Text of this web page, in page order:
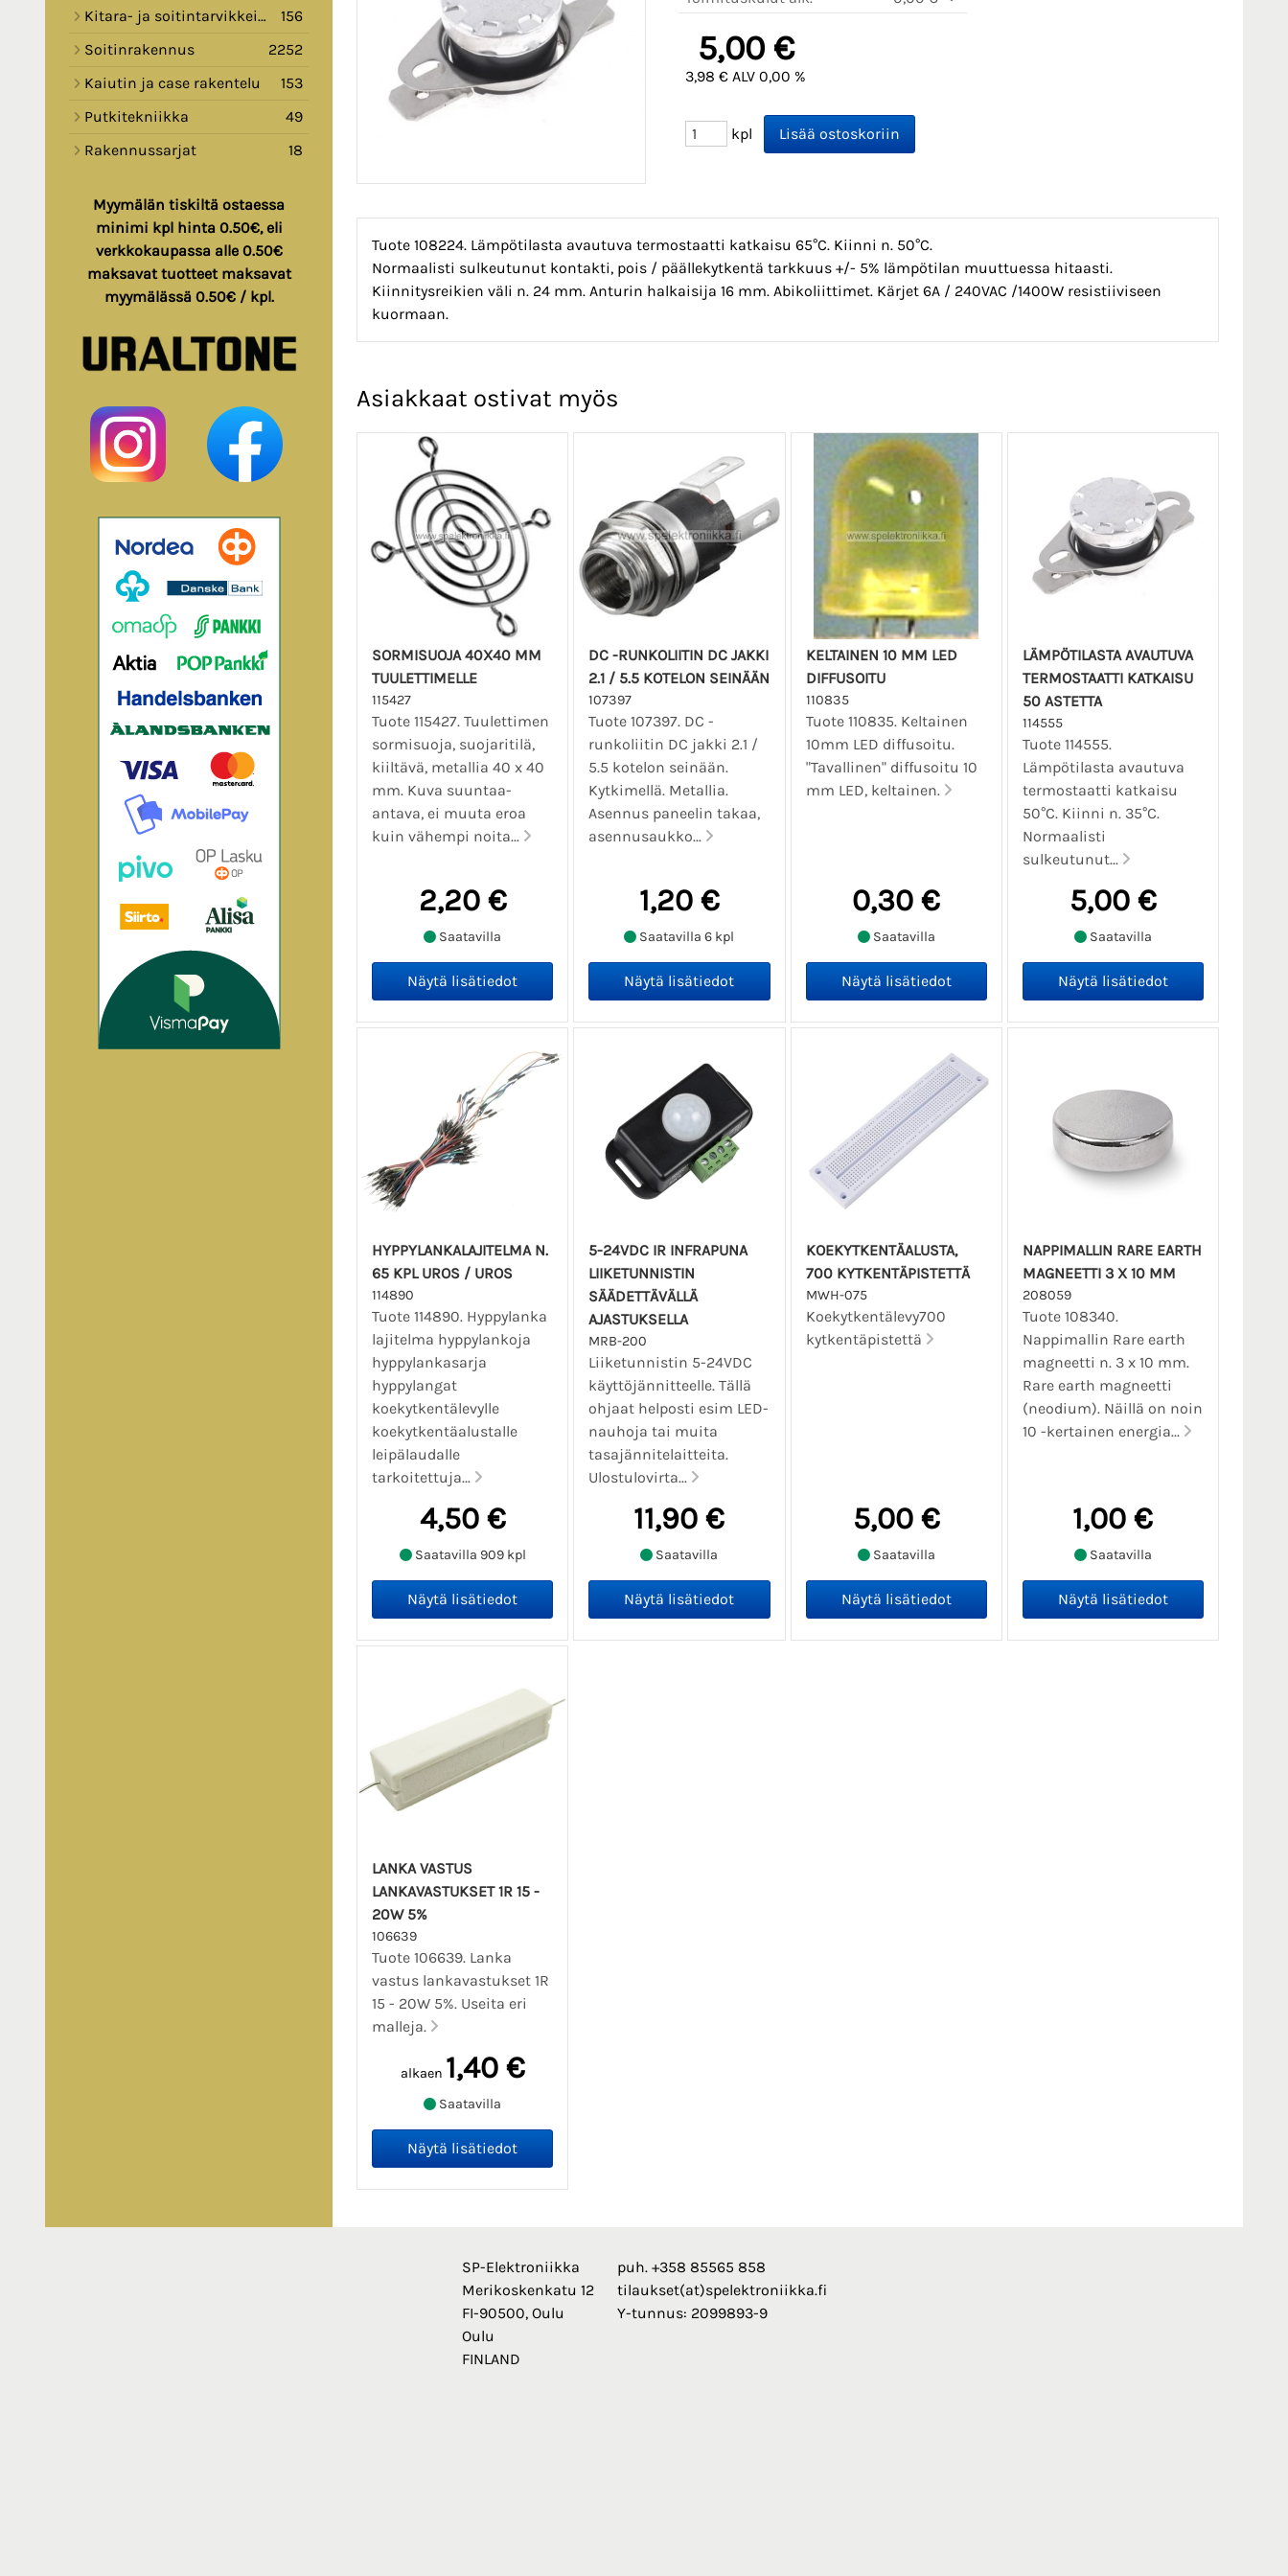
Kitara- ja soitintarvikkeita
156
Soitinrakennus
2252
Kaiutin ja case rakentelu
153
Putkitekniikka
49
Rakennussarjat
18
Myymälän tiskiltä ostaessa
minimi kpl hinta 0.50€, eli
verkkokaupassa alle 0.50€
maksavat tuotteet maksavat
myymälässä 0.50€ / kpl.
5,00 €
3,98 € ALV 0,00 %
kpl
Tuote 108224. Lämpötilasta avautuva termostaatti katkaisu 65°C. Kiinni n. 50°C.
Normaalisti sulkeutunut kontakti, pois / päällekytkentä tarkkuus +/- 5% lämpötilan muuttuessa hitaasti.
Kiinnitysreikien väli n. 24 mm. Anturin halkaisija 16 mm. Abikoliittimet. Kärjet 6A / 240VAC /1400W resistiiviseen
kuormaan.
Asiakkaat ostivat myös
SORMISUOJA 40X40 MM
TUULETTIMELLE
115427
Tuote 115427. Tuulettimen
sormisuoja, suojaritilä,
kiiltävä, metallia 40 x 40
mm. Kuva suuntaa-
antava, ei muuta eroa
kuin vähempi noita...
2,20 €
Saatavilla
DC -RUNKOLIITIN DC JAKKI
2.1 / 5.5 KOTELON SEINÄÄN
107397
Tuote 107397. DC -
runkoliitin DC jakki 2.1 /
5.5 kotelon seinään.
Kytkimellä. Metallia.
Asennus paneelin takaa,
asennusaukko...
1,20 €
Saatavilla 6 kpl
KELTAINEN 10 MM LED
DIFFUSOITU
110835
Tuote 110835. Keltainen
10mm LED diffusoitu.
"Tavallinen" diffusoitu 10
mm LED, keltainen.
0,30 €
Saatavilla
LÄMPÖTILASTA AVAUTUVA
TERMOSTAATTI KATKAISU
50 ASTETTA
114555
Tuote 114555.
Lämpötilasta avautuva
termostaatti katkaisu
50°C. Kiinni n. 35°C.
Normaalisti
sulkeutunut...
5,00 €
Saatavilla
HYPPYLANKALAJITELMA N.
65 KPL UROS / UROS
114890
Tuote 114890. Hyppylanka
lajitelma hyppylankoja
hyppylankasarja
hyppylangat
koekytkentälevylle
koekytkentäalustalle
leipälaudalle
tarkoitettuja...
4,50 €
Saatavilla 909 kpl
5-24VDC IR INFRAPUNA
LIIKETUNNISTIN
SÄÄDETTÄVÄLLÄ
AJASTUKSELLA
MRB-200
Liiketunnistin 5-24VDC
käyttöjännitteelle. Tällä
ohjaat helposti esim LED-
nauhoja tai muita
tasajännitelaitteita.
Ulostulovirta...
11,90 €
Saatavilla
KOEKYTKENTÄALUSTA,
700 KYTKENTÄPISTETTÄ
MWH-075
Koekytkentälevy700
kytkentäpistettä
5,00 €
Saatavilla
NAPPIMALLIN RARE EARTH
MAGNEETTI 3 X 10 MM
208059
Tuote 108340.
Nappimallin Rare earth
magneetti n. 3 x 10 mm.
Rare earth magneetti
(neodium). Näillä on noin
10 -kertainen energia...
1,00 €
Saatavilla
LANKA VASTUS
LANKAVASTUKSET 1R 15 -
20W 5%
106639
Tuote 106639. Lanka
vastus lankavastukset 1R
15 - 20W 5%. Useita eri
malleja.
alkaen 1,40 €
Saatavilla
SP-Elektroniikka
Merikoskenkatu 12
FI-90500, Oulu
Oulu
FINLAND
puh. +358 85565 858
tilaukset(at)spelektroniikka.fi
Y-tunnus: 2099893-9